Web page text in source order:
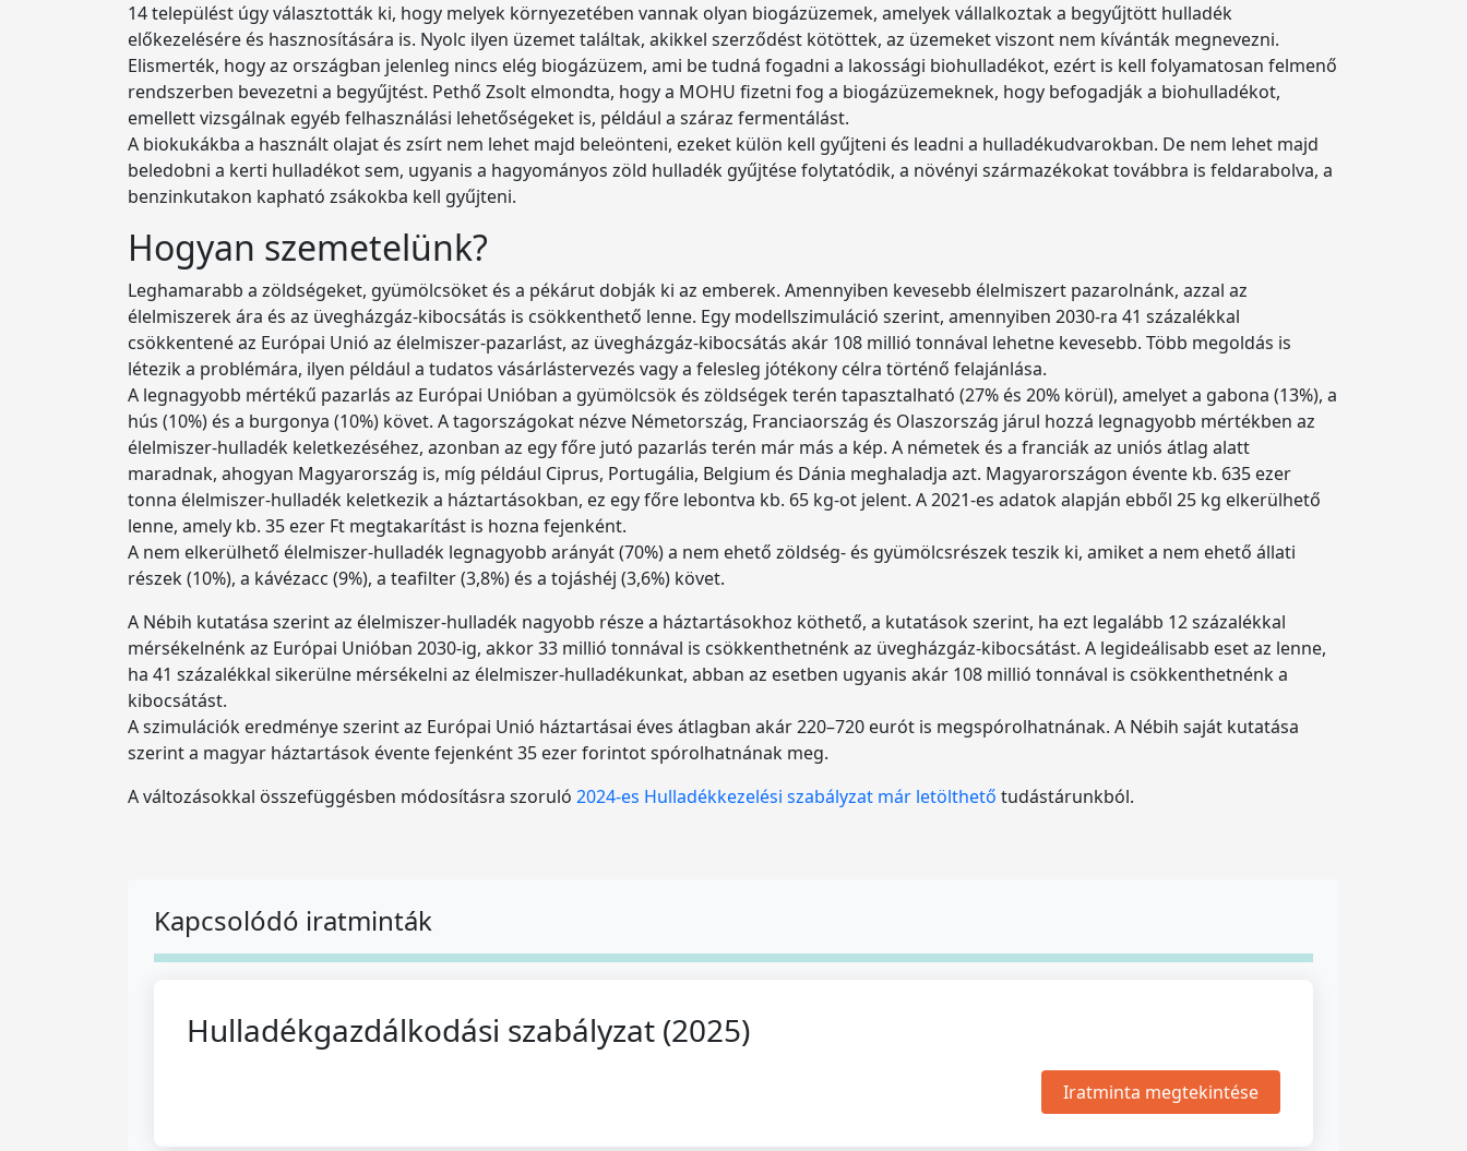
14 települést úgy választották ki, hogy melyek környezetében vannak olyan biogázüzemek, amelyek vállalkoztak a begyűjtött hulladék
előkezelésére és hasznosítására is. Nyolc ilyen üzemet találtak, akikkel szerződést kötöttek, az üzemeket viszont nem kívánták megnevezni.
Elismerték, hogy az országban jelenleg nincs elég biogázüzem, ami be tudná fogadni a lakossági biohulladékot, ezért is kell folyamatosan felmenő
rendszerben bevezetni a begyűjtést. Pethő Zsolt elmondta, hogy a MOHU fizetni fog a biogázüzemeknek, hogy befogadják a biohulladékot,
emellett vizsgálnak egyéb felhasználási lehetőségeket is, például a száraz fermentálást.
A biokukákba a használt olajat és zsírt nem lehet majd beleönteni, ezeket külön kell gyűjteni és leadni a hulladékudvarokban. De nem lehet majd
beledobni a kerti hulladékot sem, ugyanis a hagyományos zöld hulladék gyűjtése folytatódik, a növényi származékokat továbbra is feldarabolva, a
benzinkutakon kapható zsákokba kell gyűjteni.
Hogyan szemetelünk?
Leghamarabb a zöldségeket, gyümölcsöket és a pékárut dobják ki az emberek. Amennyiben kevesebb élelmiszert pazarolnánk, azzal az
élelmiszerek ára és az üvegházgáz-kibocsátás is csökkenthető lenne. Egy modellszimuláció szerint, amennyiben 2030-ra 41 százalékkal
csökkentené az Európai Unió az élelmiszer-pazarlást, az üvegházgáz-kibocsátás akár 108 millió tonnával lehetne kevesebb. Több megoldás is
létezik a problémára, ilyen például a tudatos vásárlástervezés vagy a felesleg jótékony célra történő felajánlása.
A legnagyobb mértékű pazarlás az Európai Unióban a gyümölcsök és zöldségek terén tapasztalható (27% és 20% körül), amelyet a gabona (13%), a
hús (10%) és a burgonya (10%) követ. A tagországokat nézve Németország, Franciaország és Olaszország járul hozzá legnagyobb mértékben az
élelmiszer-hulladék keletkezéséhez, azonban az egy főre jutó pazarlás terén már más a kép. A németek és a franciák az uniós átlag alatt
maradnak, ahogyan Magyarország is, míg például Ciprus, Portugália, Belgium és Dánia meghaladja azt. Magyarországon évente kb. 635 ezer
tonna élelmiszer-hulladék keletkezik a háztartásokban, ez egy főre lebontva kb. 65 kg-ot jelent. A 2021-es adatok alapján ebből 25 kg elkerülhető
lenne, amely kb. 35 ezer Ft megtakarítást is hozna fejenként.
A nem elkerülhető élelmiszer-hulladék legnagyobb arányát (70%) a nem ehető zöldség- és gyümölcsrészek teszik ki, amiket a nem ehető állati
részek (10%), a kávézacc (9%), a teafilter (3,8%) és a tojáshéj (3,6%) követ.
A Nébih kutatása szerint az élelmiszer-hulladék nagyobb része a háztartásokhoz köthető, a kutatások szerint, ha ezt legalább 12 százalékkal
mérsékelnénk az Európai Unióban 2030-ig, akkor 33 millió tonnával is csökkenthetnénk az üvegházgáz-kibocsátást. A legideálisabb eset az lenne,
ha 41 százalékkal sikerülne mérsékelni az élelmiszer-hulladékunkat, abban az esetben ugyanis akár 108 millió tonnával is csökkenthetnénk a
kibocsátást.
A szimulációk eredménye szerint az Európai Unió háztartásai éves átlagban akár 220–720 eurót is megspórolhatnának. A Nébih saját kutatása
szerint a magyar háztartások évente fejenként 35 ezer forintot spórolhatnának meg.
A változásokkal összefüggésben módosításra szoruló 2024-es Hulladékkezelési szabályzat már letölthető tudástárunkból.
Kapcsolódó iratminták
Hulladékgazdálkodási szabályzat (2025)
Iratminta megtekintése